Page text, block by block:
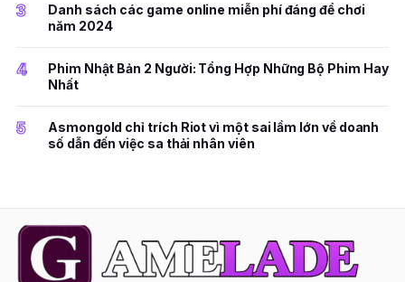
3
Danh sách các game online miễn phí đáng để chơi
năm 2024
4
Phim Nhật Bản 2 Người: Tổng Hợp Những Bộ Phim Hay
Nhất
5
Asmongold chỉ trích Riot vì một sai lầm lớn về doanh
số dẫn đến việc sa thải nhân viên